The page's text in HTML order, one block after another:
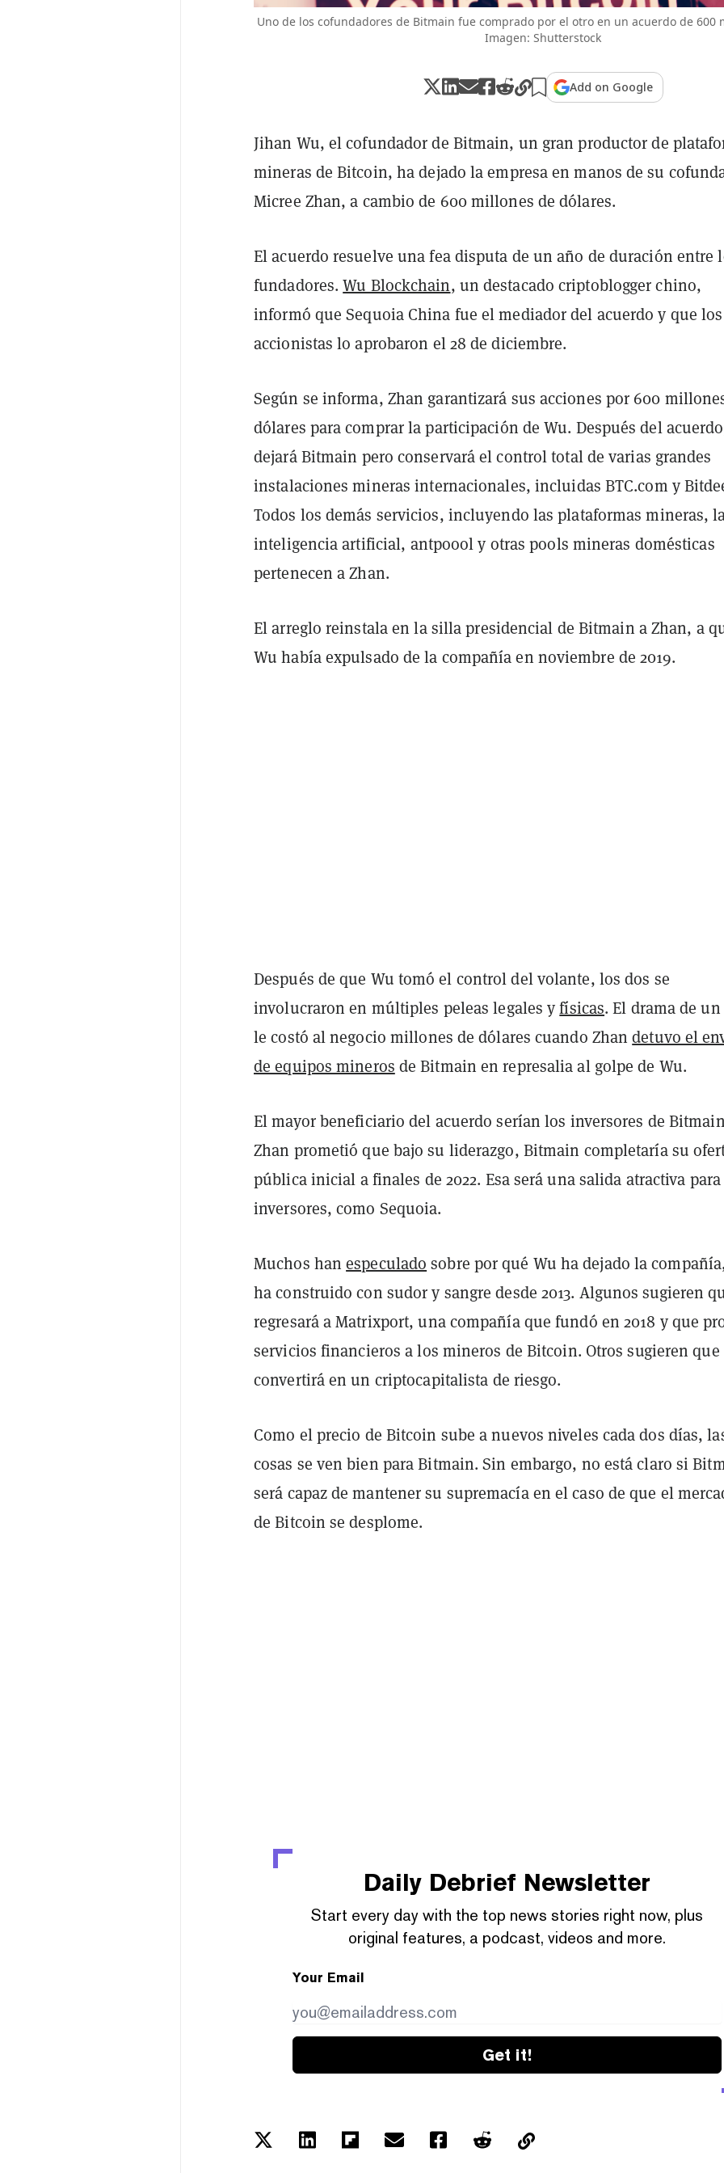
Uno de los cofundadores de Bitmain fue comprado por el otro en un acuerdo de 600
Imagen: Shutterstock
Add on Google
Jihan Wu, el cofundador de Bitmain, un gran productor de
mineras de Bitcoin, ha dejado la empresa en manos de su
Micree Zhan, a cambio de 600 millones de dólares.
El acuerdo resuelve una fea disputa de un año de duración entre
fundadores.Wu Blockchain, un destacado criptoblogger chino,
informó que Sequoia China fue el mediador del acuerdo y que los
accionistas lo aprobaron el 28 de diciembre.
Según se informa, Zhan garantizará sus acciones por 600
dólares para comprar la participación de Wu. Después del
dejará Bitmain pero conservará el control total de varias grandes
instalaciones mineras internacionales, incluidas BTC.com y
Todos los demás servicios, incluyendo las plataformas mineras,
inteligencia artificial, antpoool y otras pools mineras domésticas
pertenecen a Zhan.
El arreglo reinstala en la silla presidencial de Bitmain a Zhan, a
Wu había expulsado de la compañía en noviembre de 2019.
Después de que Wu tomó el control del volante, los dos se
involucraron en múltiples peleas legales yfísicas. El drama de
le costó al negocio millones de dólares cuando Zhandetuvo el
de equipos mineros de Bitmain en represalia al golpe de Wu.
El mayor beneficiario del acuerdo serían los inversores de
Zhan prometió que bajo su liderazgo, Bitmain completaría su
pública inicial a finales de 2022. Esa será una salida atractiva para
inversores, como Sequoia.
Muchos hanespeculado sobre por qué Wu ha dejado la
ha construido con sudor y sangre desde 2013. Algunos sugieren
regresará a Matrixport, una compañía que fundó en 2018 y que
servicios financieros a los mineros de Bitcoin. Otros sugieren que
convertirá en un criptocapitalista de riesgo.
Como el precio de Bitcoin sube a nuevos niveles cada dos días,
cosas se ven bien para Bitmain. Sin embargo, no está claro si
será capaz de mantener su supremacía en el caso de que el
de Bitcoin se desplome.
Daily Debrief Newsletter
Start every day with the top news stories right now, plus
original features, a podcast, videos and more.
Your Email
Get it!